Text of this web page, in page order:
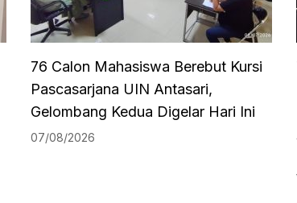
76 Calon Mahasiswa Berebut Kursi
Pascasarjana UIN Antasari,
Gelombang Kedua Digelar Hari Ini
07/08/2026